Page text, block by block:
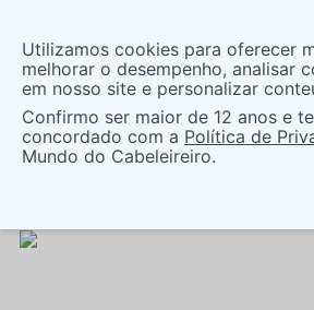
As ofertas e opções de
acordo com a região.Não
O que você procura?
Coloração
Marcas de Salão
IGORA
CASTANHO CLARO NATURAL
Utilizamos cookies para oferecer
melhorar o desempenho, analisar
em nosso site e personalizar
Confirmo ser maior de 12 anos e
concordado com a Política de
Mundo do Cabeleireiro.